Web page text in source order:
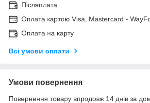
Післяплата
Оплата картою Visa, Mastercard -
Оплата на карту
Всі умови оплати
Умови повернення
Повернення товару впродовж 14 днів за